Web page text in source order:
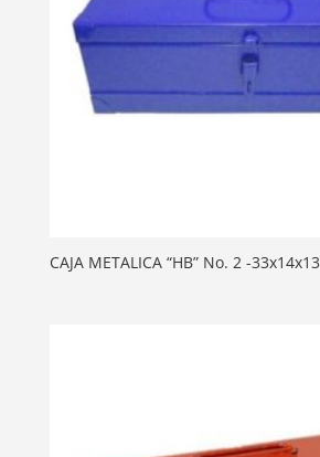
CAJA METALICA “HB” No. 2 -33x14x13